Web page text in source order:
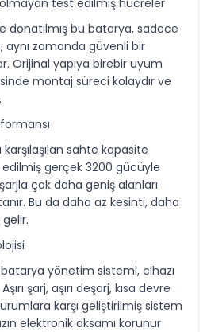
test edilmiş hücreler
donatılmış bu batarya, sadece
zamanda güvenli bir
Orijinal yapıya birebir uyum
montaj süreci kolaydır ve
sahte kapasite
edilmiş gerçek 3200 gücüyle
çok daha geniş alanları
Bu da daha az kesinti, daha
batarya yönetim sistemi, cihazı
şarj, aşırı deşarj, kısa devre
karşı geliştirilmiş sistem
elektronik aksamı korunur